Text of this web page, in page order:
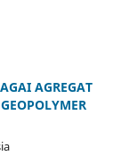
AGREGAT